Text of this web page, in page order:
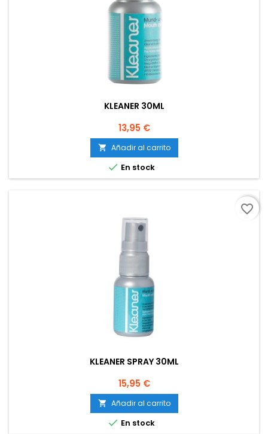
KLEANER 30ML
Precio
13,95 €
 Añadir al carrito
 En stock
KLEANER SPRAY 30ML
Precio
15,95 €
 Añadir al carrito
 En stock
favorite_border